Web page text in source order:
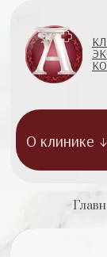
О клинике ↓